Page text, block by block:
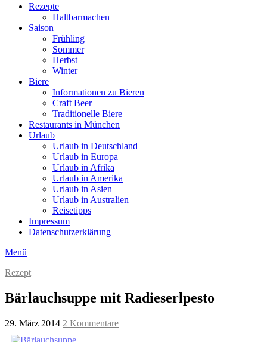
Rezepte
Haltbarmachen
Saison
Frühling
Sommer
Herbst
Winter
Biere
Informationen zu Bieren
Craft Beer
Traditionelle Biere
Restaurants in München
Urlaub
Urlaub in Deutschland
Urlaub in Europa
Urlaub in Afrika
Urlaub in Amerika
Urlaub in Asien
Urlaub in Australien
Reisetipps
Impressum
Datenschutzerklärung
Menü
Rezept
Bärlauchsuppe mit Radieserlpesto
29. März 2014 2 Kommentare